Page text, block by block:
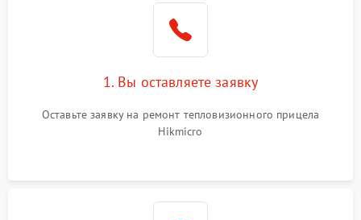
1. Вы оставляете заявку
Оставьте заявку на ремонт тепловизионного прицела
Hikmicro